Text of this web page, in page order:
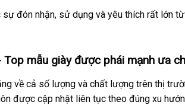
đón nhận, sử dụng và yêu thích rất lớn
mẫu giày được phái mạnh ưa
về cả số lượng và chất lượng trên thị
được cập nhật liên tục theo đúng xu